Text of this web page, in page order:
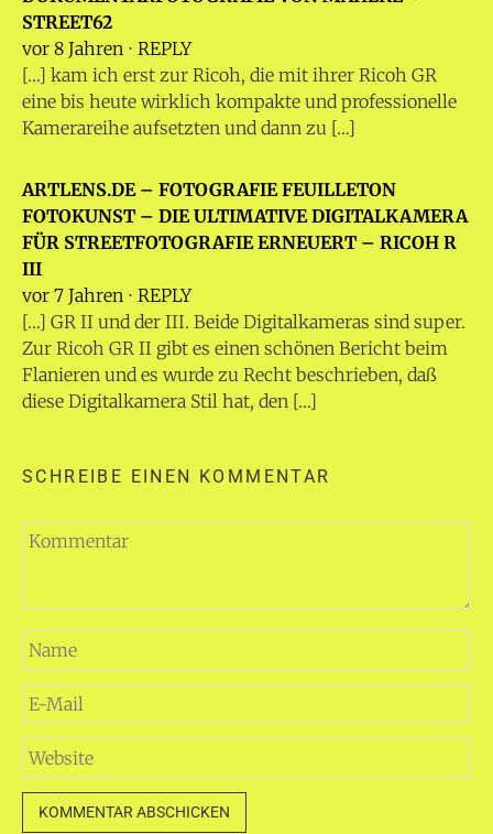
STREET62
vor 8 Jahren ⋅ REPLY
[…] kam ich erst zur Ricoh, die mit ihrer Ricoh GR
eine bis heute wirklich kompakte und professionelle
Kamerareihe aufsetzten und dann zu […]
ARTLENS.DE – FOTOGRAFIE FEUILLETON
FOTOKUNST – DIE ULTIMATIVE DIGITALKAMERA
FÜR STREETFOTOGRAFIE ERNEUERT – RICOH R
III
vor 7 Jahren ⋅ REPLY
[…] GR II und der III. Beide Digitalkameras sind super.
Zur Ricoh GR II gibt es einen schönen Bericht beim
Flanieren und es wurde zu Recht beschrieben, daß
diese Digitalkamera Stil hat, den […]
SCHREIBE EINEN KOMMENTAR